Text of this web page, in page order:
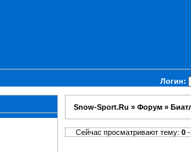
Логин:
Snow-Sport.Ru » Форум »
Сейчас просматривают тему: 0